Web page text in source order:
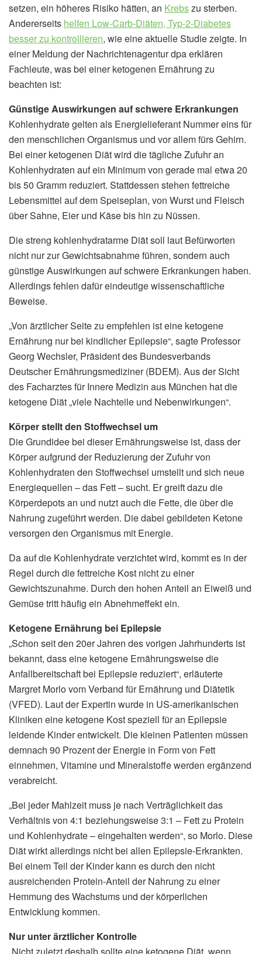
setzen, ein höheres Risiko hätten, an Krebszu sterben.
Andererseits helfen Low-Carb-Diäten, Typ-2-Diabetes
besser zu kontrollieren, wie eine aktuelle Studie zeigte. In
einer Meldung der Nachrichtenagentur dpa erklären
Fachleute, was bei einer ketogenen Ernährung zu
beachten ist:
Günstige Auswirkungen auf schwere Erkrankungen
Kohlenhydrate gelten als Energielieferant Nummer eins für
den menschlichen Organismus und vor allem fürs Gehirn.
Bei einer ketogenen Diät wird die tägliche Zufuhr an
Kohlenhydraten auf ein Minimum von gerade mal etwa 20
bis 50 Gramm reduziert. Stattdessen stehen fettreiche
Lebensmittel auf dem Speiseplan, von Wurst und Fleisch
über Sahne, Eier und Käse bis hin zu Nüssen.
Die streng kohlenhydratarme Diät soll laut Befürworten
nicht nur zur Gewichtsabnahme führen, sondern auch
günstige Auswirkungen auf schwere Erkrankungen haben.
Allerdings fehlen dafür eindeutige wissenschaftliche
Beweise.
„Von ärztlicher Seite zu empfehlen ist eine ketogene
Ernährung nur bei kindlicher Epilepsie“, sagte Professor
Georg Wechsler, Präsident des Bundesverbands
Deutscher Ernährungsmediziner (BDEM). Aus der Sicht
des Facharztes für Innere Medizin aus München hat die
ketogene Diät „viele Nachteile und Nebenwirkungen“.
Körper stellt den Stoffwechsel um
Die Grundidee bei dieser Ernährungsweise ist, dass der
Körper aufgrund der Reduzierung der Zufuhr von
Kohlenhydraten den Stoffwechsel umstellt und sich neue
Energiequellen – das Fett – sucht. Er greift dazu die
Körperdepots an und nutzt auch die Fette, die über die
Nahrung zugeführt werden. Die dabei gebildeten Ketone
versorgen den Organismus mit Energie.
Da auf die Kohlenhydrate verzichtet wird, kommt es in der
Regel durch die fettreiche Kost nicht zu einer
Gewichtszunahme. Durch den hohen Anteil an Eiweiß und
Gemüse tritt häufig ein Abnehmeffekt ein.
Ketogene Ernährung bei Epilepsie
„Schon seit den 20er Jahren des vorigen Jahrhunderts ist
bekannt, dass eine ketogene Ernährungsweise die
Anfallbereitschaft bei Epilepsie reduziert“, erläuterte
Margret Morlo vom Verband für Ernährung und Diätetik
(VFED). Laut der Expertin wurde in US-amerikanischen
Kliniken eine ketogene Kost speziell für an Epilepsie
leidende Kinder entwickelt. Die kleinen Patienten müssen
demnach 90 Prozent der Energie in Form von Fett
einnehmen, Vitamine und Mineralstoffe werden ergänzend
verabreicht.
„Bei jeder Mahlzeit muss je nach Verträglichkeit das
Verhältnis von 4:1 beziehungsweise 3:1 – Fett zu Protein
und Kohlenhydrate – eingehalten werden“, so Morlo. Diese
Diät wirkt allerdings nicht bei allen Epilepsie-Erkrankten.
Bei einem Teil der Kinder kann es durch den nicht
ausreichenden Protein-Anteil der Nahrung zu einer
Hemmung des Wachstums und der körperlichen
Entwicklung kommen.
Nur unter ärztlicher Kontrolle
„Nicht zuletzt deshalb sollte eine ketogene Diät, wenn